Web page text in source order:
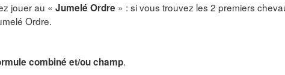
jouer au «Jumelé Ordre » : si vous trouvez les 2 premiers
Ordre.
combiné et/ou champ.